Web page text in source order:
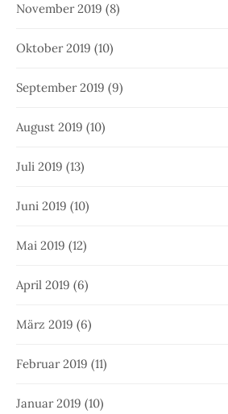
November 2019 (8)
Oktober 2019 (10)
September 2019 (9)
August 2019 (10)
Juli 2019 (13)
Juni 2019 (10)
Mai 2019 (12)
April 2019 (6)
März 2019 (6)
Februar 2019 (11)
Januar 2019 (10)